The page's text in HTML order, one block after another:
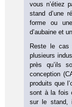
vous n’étiez
stand d’une
forme ou
d’aubaine et
Reste le cas
plusieurs
près qu’ils
conception
produits que
sont à la fois
sur le stand,